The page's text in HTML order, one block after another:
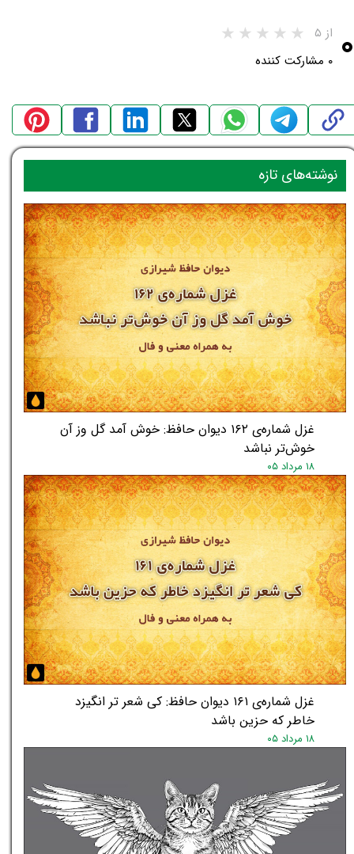
۰ از ۵
۰ مشارکت کننده
غزل شماره‌ی ۱۶۲ دیوان حافظ: خوش آمد گل وز آن
خوش‌تر نباشد
۱۸ مرداد ۰۵
غزل شماره‌ی ۱۶۱ دیوان حافظ: کی شعر تر انگیزد
خاطر که حزین باشد
۱۸ مرداد ۰۵
نوشته‌های تازه